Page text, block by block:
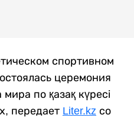
спортивном
церемония
по қазақ күресі
передает Liter.kz со